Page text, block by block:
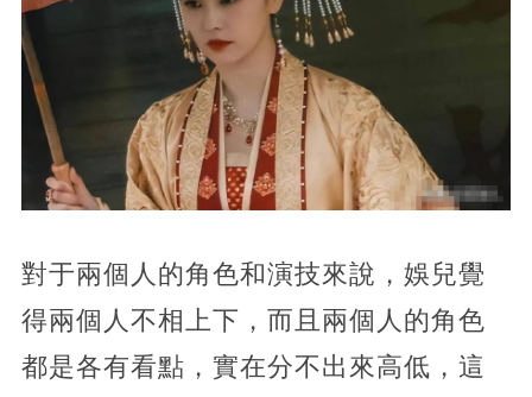
對于兩個人的角色和演技來說，娛兒覺
得兩個人不相上下，而且兩個人的角色
都是各有看點，實在分不出來高低，這